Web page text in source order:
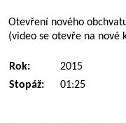
Otevření nového
(video se otevře na nové
Rok:
2015
Stopáž:
01:25